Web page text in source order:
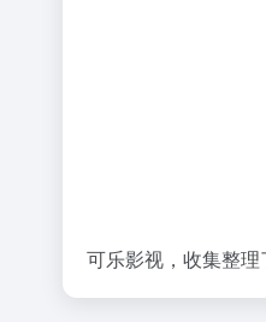
可乐影视，收集整理